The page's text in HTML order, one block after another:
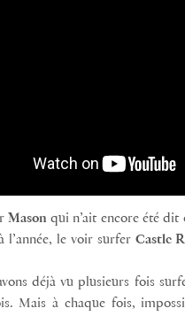
Mason qui n’ait encore été
l’année, le voir surferCastle
déjà vu plusieurs fois
Mais à chaque fois,